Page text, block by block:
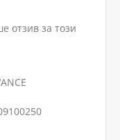
отзив за този